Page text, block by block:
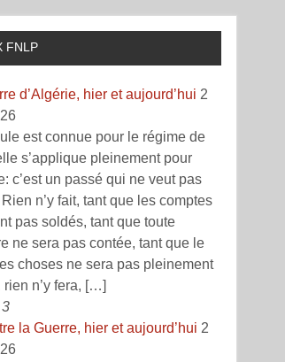
FNLP
d’Algérie, hier et aujourd’hui 2
est connue pour le régime de
s’applique pleinement pour
c’est un passé qui ne veut pas
n’y fait, tant que les comptes
pas soldés, tant que toute
ne sera pas contée, tant que le
choses ne sera pas pleinement
rien n’y fera, […]
la Guerre, hier et aujourd’hui 2